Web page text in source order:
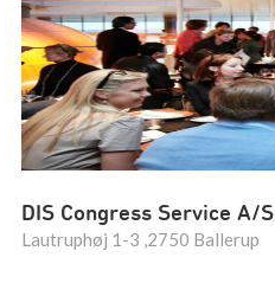
DIS Congress Service A/S
Lautruphøj 1-3 ,2750 Ballerup